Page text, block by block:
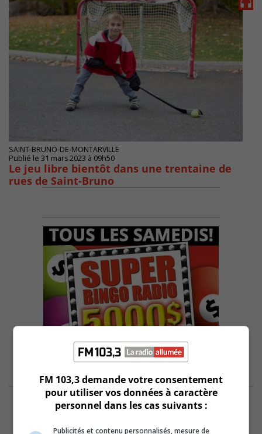
SAINT-BRUNO-DE-MONTARVILLE
Publié le 31 mars 2023 à 09h50
Le jeu libre bientôt dans une trentaine de
rues de Saint-Bruno
FM 103,3 demande votre consentement
pour utiliser vos données à caractère
personnel dans les cas suivants :
Publicités et contenu personnalisés, mesure de